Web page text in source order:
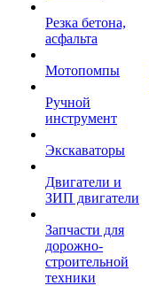
Резка бетона,
асфальта
Мотопомпы
Ручной
инструмент
Экскаваторы
Двигатели и
ЗИП двигатели
Запчасти для
дорожно-
строительной
техники